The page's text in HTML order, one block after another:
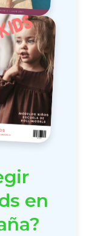
en